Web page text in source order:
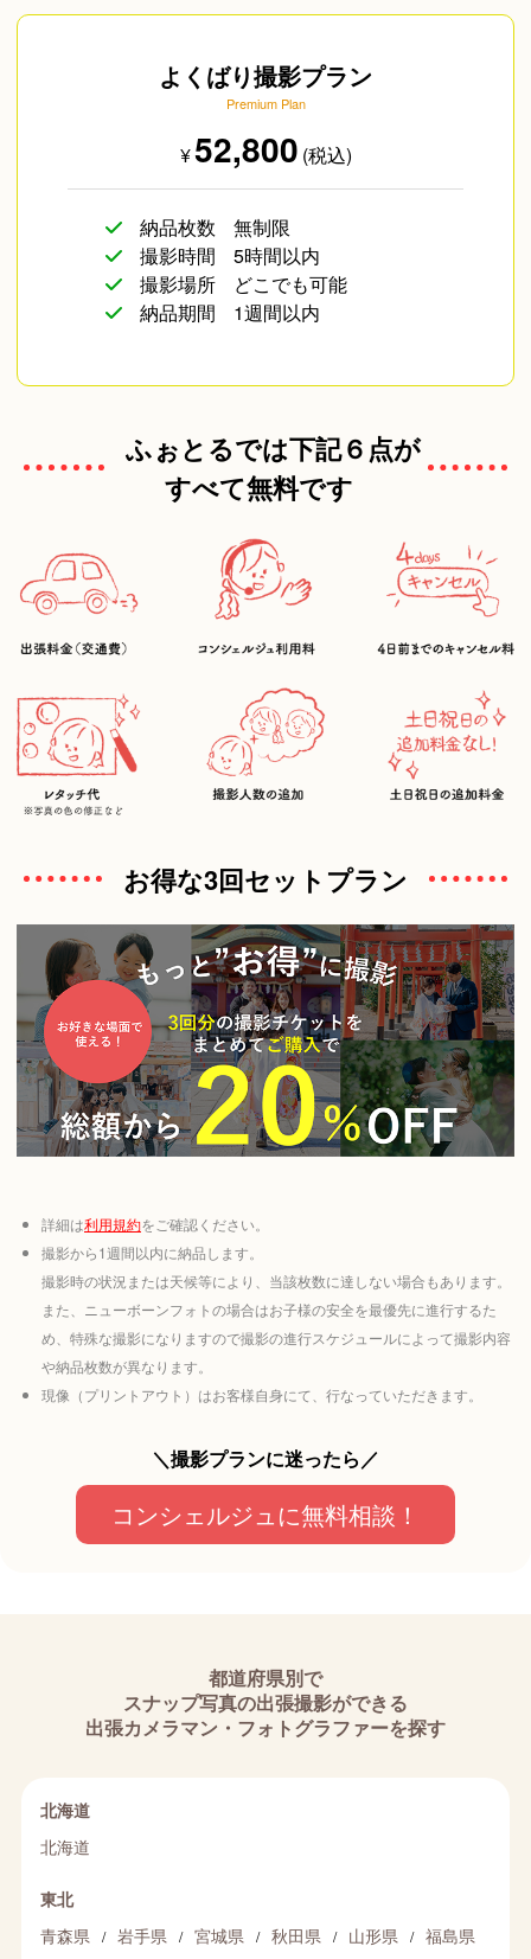
よくばり撮影プラン
Premium Plan
¥52,800 (税込)
納品枚数
無制限
撮影時間
5時間以内
撮影場所
どこでも可能
納品期間
1週間以内
ふぉとるでは下記６点が
すべて無料です
お得な3回セットプラン
詳細は利用規約をご確認ください。
撮影から1週間以内に納品します。
撮影時の状況または天候等により、当該枚数に達しない場合もあります。
また、ニューボーンフォトの場合はお子様の安全を最優先に進行するた
め、特殊な撮影になりますので撮影の進行スケジュールによって撮影内容
や納品枚数が異なります。
現像（プリントアウト）はお客様自身にて、行なっていただきます。
＼撮影プランに迷ったら／
コンシェルジュに無料相談！
都道府県別で
スナップ写真の出張撮影ができる
出張カメラマン・フォトグラファーを探す
北海道
北海道
東北
青森県 / 岩手県 / 宮城県 / 秋田県 / 山形県 / 福島県